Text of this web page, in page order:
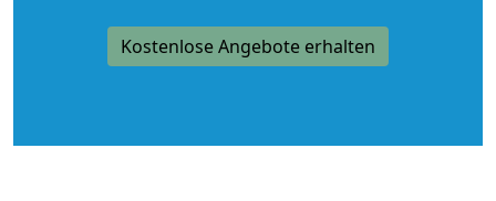
Kostenlose Angebote erhalten